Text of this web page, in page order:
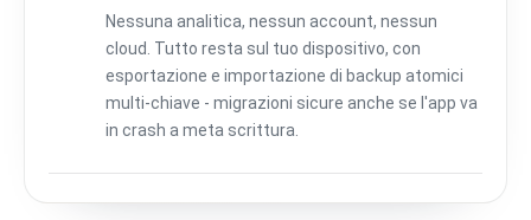
Nessuna analitica, nessun account, nessun
cloud. Tutto resta sul tuo dispositivo, con
esportazione e importazione di backup atomici
multi-chiave - migrazioni sicure anche se l'app va
in crash a meta scrittura.